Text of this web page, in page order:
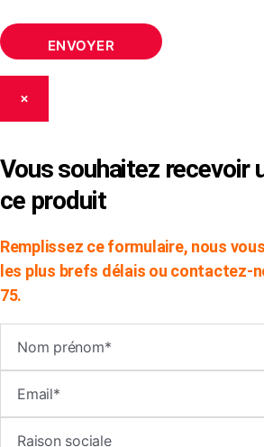
×
Vous souhaitez recevoir
ce produit
Remplissez ce formulaire, nous
les plus brefs délais ou contactez-
75.